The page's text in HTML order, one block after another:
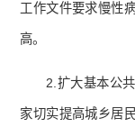
工作文件要求慢性
高。
2.扩大基本公
家切实提高城乡居